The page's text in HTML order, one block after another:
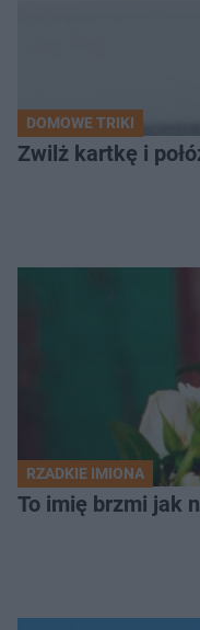
DOMOWE TRIKI
Zwilż kartkę i
RZADKIE IMIONA
To imię brzmi jak